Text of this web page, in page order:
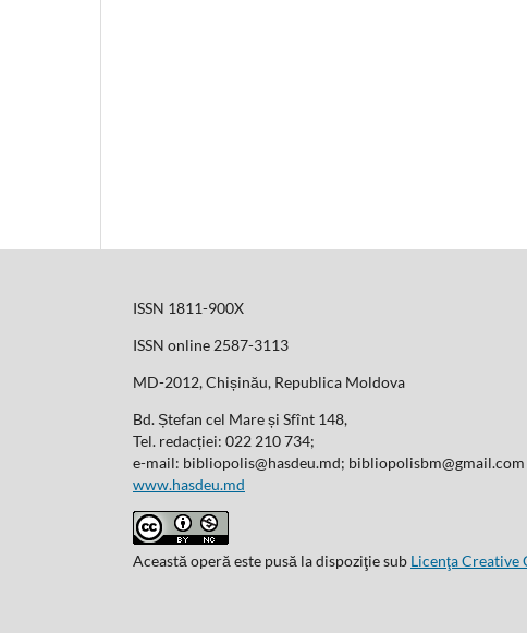
ISSN 1811-900X
ISSN online 2587-3113
MD-2012, Chișinău, Republica Moldova
Bd. Ștefan cel Mare și Sfînt 148,
Tel. redacției: 022 210 734;
e-mail: bibliopolis@hasdeu.md; bibliopolisbm@gmail.com
www.hasdeu.md
Această operă este pusă la dispoziţie sub Licenţa